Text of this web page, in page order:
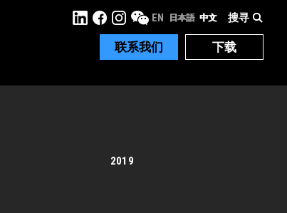
下载
联系我们
搜寻
EN 日本語 中文
2019